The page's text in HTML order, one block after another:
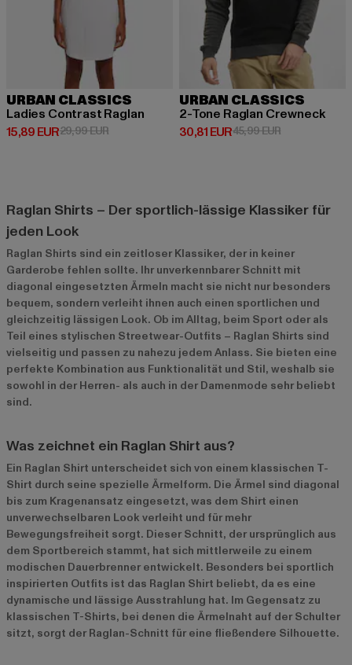
URBAN CLASSICS
Ladies Contrast Raglan
15,89 EUR
Derzeitiger Preis: 15,89 EUR
29,99 EURAktionspreis: 29,99 EUR
URBAN CLASSICS
2-Tone Raglan Crewneck
30,81 EUR
Derzeitiger Preis: 30,81 EUR
45,99 EURAktionspreis:
Raglan Shirts – Der sportlich-lässige Klassiker für
jeden Look
Raglan Shirts sind ein zeitloser Klassiker, der in keiner
Garderobe fehlen sollte. Ihr unverkennbarer Schnitt mit
diagonal eingesetzten Ärmeln macht sie nicht nur besonders
bequem, sondern verleiht ihnen auch einen sportlichen und
gleichzeitig lässigen Look. Ob im Alltag, beim Sport oder als
Teil eines stylischen Streetwear-Outfits – Raglan Shirts sind
vielseitig und passen zu nahezu jedem Anlass. Sie bieten eine
perfekte Kombination aus Funktionalität und Stil, weshalb sie
sowohl in der Herren- als auch in der Damenmode sehr beliebt
sind.
Was zeichnet ein Raglan Shirt aus?
Ein Raglan Shirt unterscheidet sich von einem klassischen T-
Shirt durch seine spezielle Ärmelform. Die Ärmel sind diagonal
bis zum Kragenansatz eingesetzt, was dem Shirt einen
unverwechselbaren Look verleiht und für mehr
Bewegungsfreiheit sorgt. Dieser Schnitt, der ursprünglich aus
dem Sportbereich stammt, hat sich mittlerweile zu einem
modischen Dauerbrenner entwickelt. Besonders bei sportlich
inspirierten Outfits ist das Raglan Shirt beliebt, da es eine
dynamische und lässige Ausstrahlung hat. Im Gegensatz zu
klassischen T-Shirts, bei denen die Ärmelnaht auf der Schulter
sitzt, sorgt der Raglan-Schnitt für eine fließendere Silhouette.